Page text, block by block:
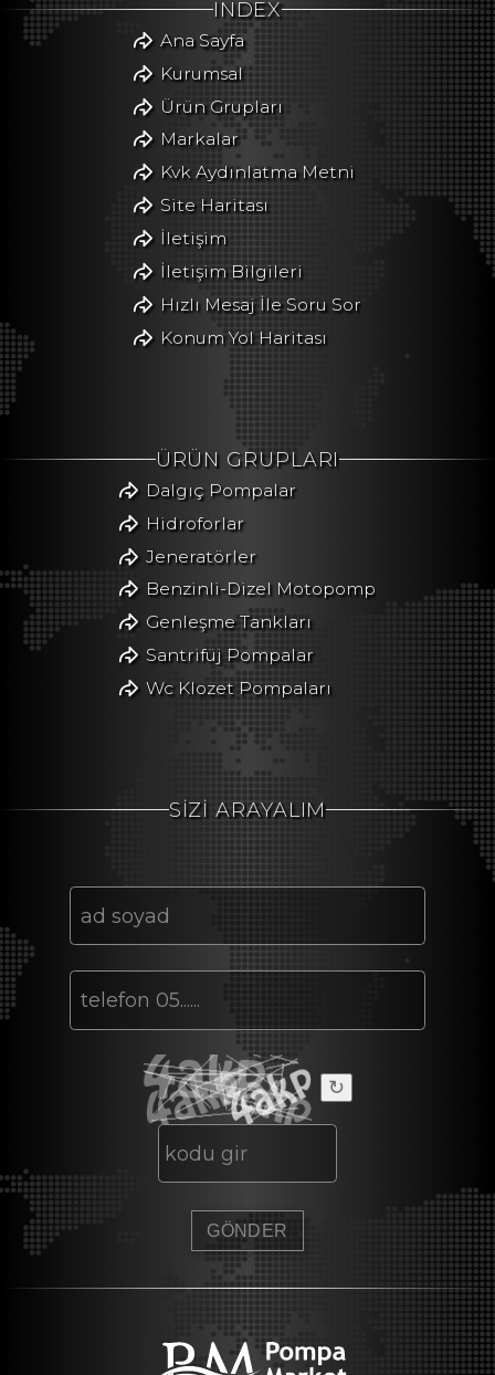
INDEX
Ana Sayfa
Kurumsal
Ürün Grupları
Markalar
Kvk Aydınlatma Metni
Site Haritası
İletişim
İletişim Bilgileri
Hızlı Mesaj İle Soru Sor
Konum Yol Haritası
ÜRÜN GRUPLARI
Dalgıç Pompalar
Hidroforlar
Jeneratörler
Benzinli-Dizel Motopomp
Genleşme Tankları
Santrifüj Pompalar
Wc Klozet Pompaları
SİZİ ARAYALIM
↻